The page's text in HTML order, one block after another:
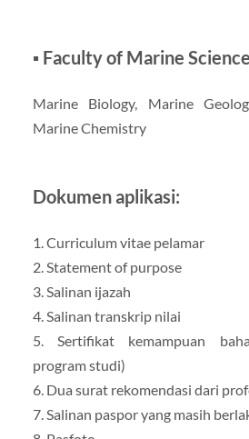
▪ Faculty of Marine
Marine Biology, Marine
Marine Chemistry
Dokumen aplikasi:
1. Curriculum vitae pelamar
2. Statement of purpose
3. Salinan ijazah
4. Salinan transkrip nilai
5. Sertifikat kemampuan
program studi)
6. Dua surat rekomendasi dari
7. Salinan paspor yang masih